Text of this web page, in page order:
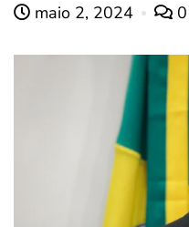
maio 2, 2024 0